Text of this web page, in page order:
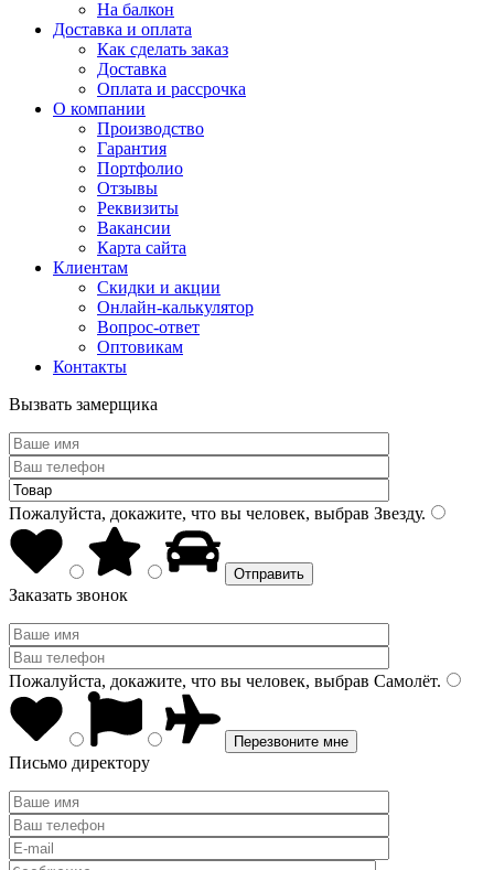
На балкон
Доставка и оплата
Как сделать заказ
Доставка
Оплата и рассрочка
О компании
Производство
Гарантия
Портфолио
Отзывы
Реквизиты
Вакансии
Карта сайта
Клиентам
Скидки и акции
Онлайн-калькулятор
Вопрос-ответ
Оптовикам
Контакты
Вызвать замерщика
Пожалуйста, докажите, что вы человек, выбрав Звезду.
Заказать звонок
Пожалуйста, докажите, что вы человек, выбрав Самолёт.
Письмо директору